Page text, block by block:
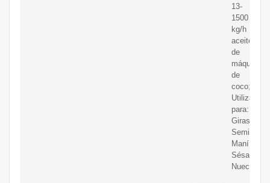
13-
1500
kg/h
aceite
de
máquina
de
coco;
Utilizado
para:
Girasol
Semilla
Maní
Sésamo
Nueces